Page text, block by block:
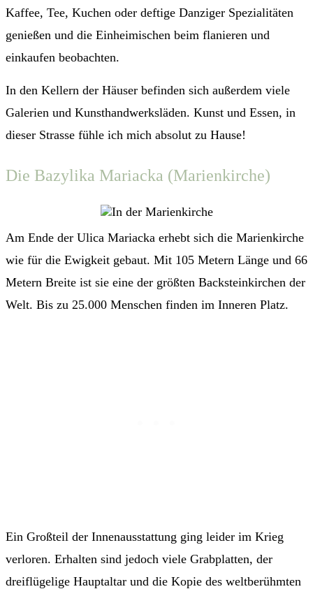
Kaffee, Tee, Kuchen oder deftige Danziger Spezialitäten
genießen und die Einheimischen beim flanieren und
einkaufen beobachten.
In den Kellern der Häuser befinden sich außerdem viele
Galerien und Kunsthandwerksläden. Kunst und Essen, in
dieser Strasse fühle ich mich absolut zu Hause!
Die Bazylika Mariacka (Marienkirche)
Am Ende der Ulica Mariacka erhebt sich die Marienkirche
wie für die Ewigkeit gebaut. Mit 105 Metern Länge und 66
Metern Breite ist sie eine der größten Backsteinkirchen der
Welt. Bis zu 25.000 Menschen finden im Inneren Platz.
Ein Großteil der Innenausstattung ging leider im Krieg
verloren. Erhalten sind jedoch viele Grabplatten, der
dreiflügelige Hauptaltar und die Kopie des weltberühmten